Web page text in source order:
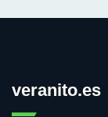
veranito.es